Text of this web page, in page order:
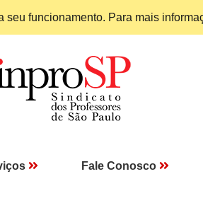
funcionamento. Para mais
Fale Conosco